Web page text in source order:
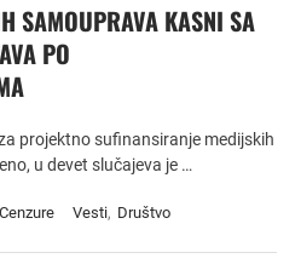
SAMOUPRAVA KASNI SA
PO
projektno sufinansiranje medijskih
u devet slučajeva je …
Vesti, Društvo